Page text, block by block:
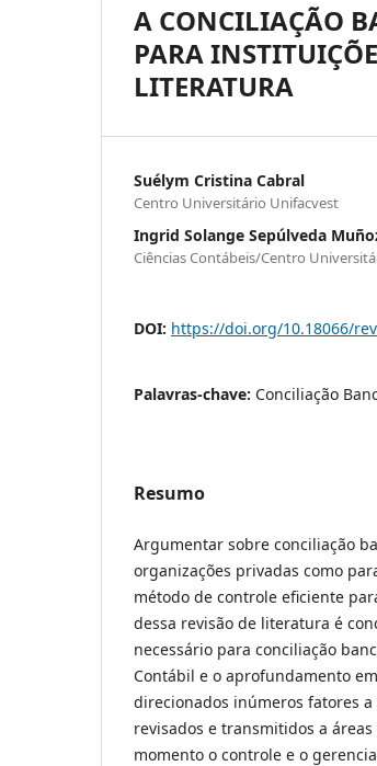
A CONCILIAÇÃO
PARA
LITERATURA
Suélym Cristina Cabral
Centro Universitário Unifacvest
Ingrid Solange Sepúlveda
Ciências Contábeis/Centro
DOI: https://doi.org/10.18066/
Palavras-chave: Conciliação
Resumo
Argumentar sobre conciliação
organizações privadas como
método de controle eficiente
dessa revisão de literatura é
necessário para conciliação
Contábil e o aprofundamento
direcionados inúmeros fatores
revisados e transmitidos a
momento o controle e o